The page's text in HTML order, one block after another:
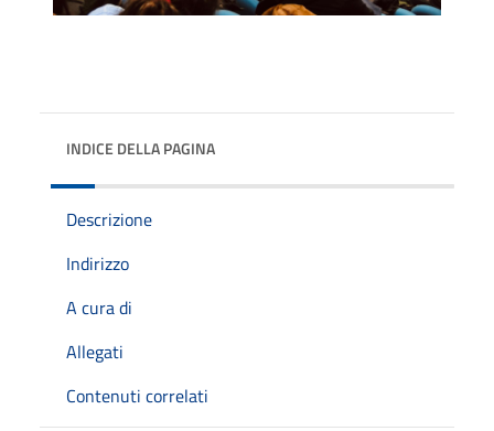
INDICE DELLA PAGINA
Descrizione
Indirizzo
A cura di
Allegati
Contenuti correlati